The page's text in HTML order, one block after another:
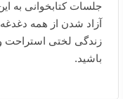
جلسات کتابخوانی به
آزاد شدن از همه دغدغه
زندگی لختی استراحت
باشید.